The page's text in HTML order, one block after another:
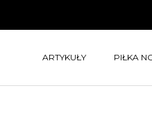
ARTYKUŁY PIŁKA